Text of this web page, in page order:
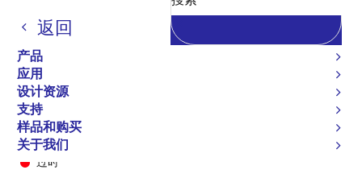
返回
产品
应用
设计资源
支持
样品和购买
关于我们
屑
70T34S25BFI8
过时